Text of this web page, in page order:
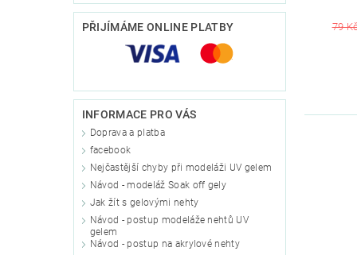
PŘIJÍMÁME ONLINE PLATBY
INFORMACE PRO VÁS
Doprava a platba
facebook
Nejčastější chyby při modeláži UV gelem
Návod - modeláž Soak off gely
Jak žít s gelovými nehty
Návod - postup modeláže nehtů UV
gelem
Návod - postup na akrylové nehty
79